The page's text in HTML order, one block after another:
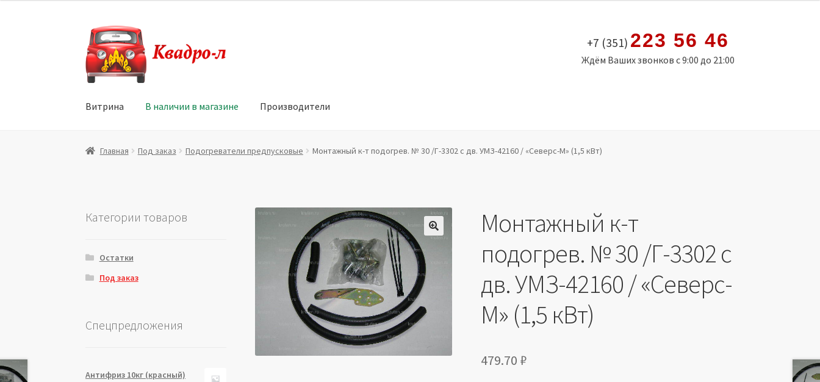
Перейти
к
навигации
Перейти
к
содержимому
+7 (351) 223 56 46
Ждём Ваших звонков с 9:00 до 21:00
Витрина В наличии в магазине Производители
Главная Витрина Мой аккаунт Политика в отношении обработки персональных данных Производители
Главная Под заказ Подогреватели предпусковые Монтажный к-т подогрев. № 30 /Г-3302 с дв. УМЗ-42160 / «Северс-М» (1,5 кВт)
Монтажный к-т
подогрев. № 30 /Г-3302 с
дв. УМЗ-42160 / «Северс-
М» (1,5 кВт)
479.70 ₽
Категории товаров
Остатки
Под заказ
Спецпредложения
Антифриз 10кг (красный)